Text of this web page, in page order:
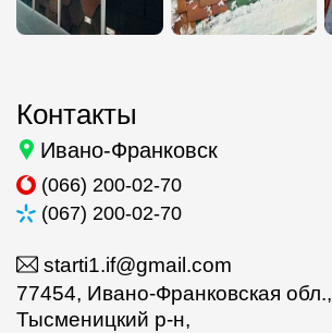
Контакты
Ивано-Франковск
(066) 200-02-70
(067) 200-02-70
starti1.if@gmail.com
77454, Ивано-Франковская обл.,
Тысменицкий р-н,